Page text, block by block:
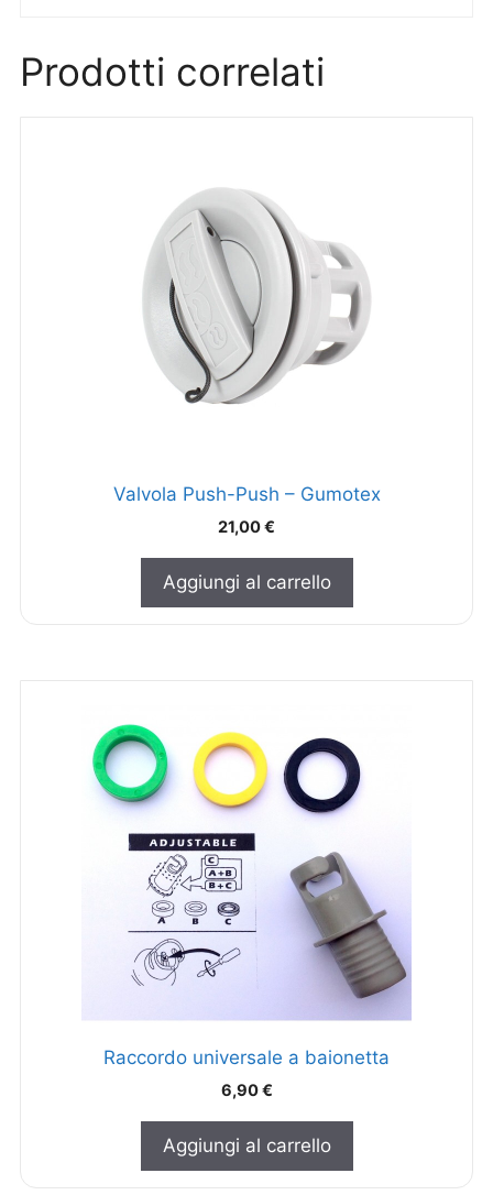
Prodotti correlati
Valvola Push-Push – Gumotex
21,00€
Aggiungi al carrello
Raccordo universale a baionetta
6,90€
Aggiungi al carrello